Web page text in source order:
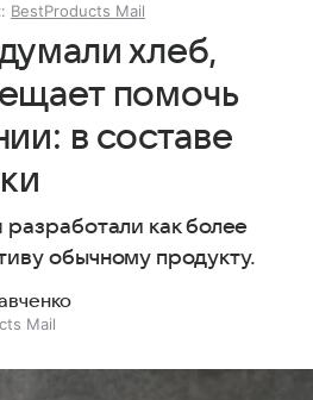
BestProducts Mail
хлеб,
помочь
в составе
как более
обычному продукту.
Mail